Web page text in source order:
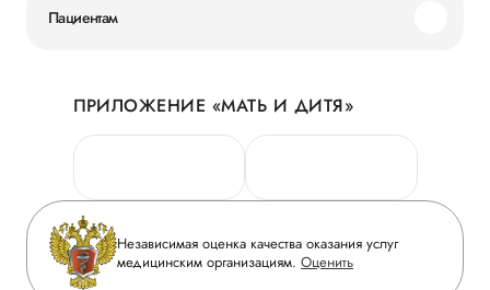
Новости
Руководство
Сотрудничество
Инвесторам
Журнал «Мать и дитя»
Пациентам
Личный кабинет
Персональные данные
Горячая линия качества
Вопрос-ответ
Приложение пациента
ПРИЛОЖЕНИЕ «МАТЬ И ДИТЯ»
Независимая оценка качества оказания услуг
медицинским организациям. Оценить